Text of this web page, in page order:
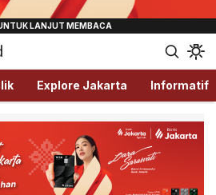
Ada Disini!
Explore Jakarta Informatif